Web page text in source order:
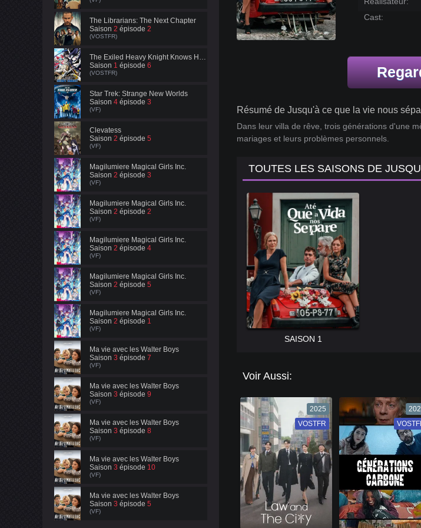
The Librarians: The Next Chapter
Saison 2 épisode 2
(VOSTFR)
The Exiled Heavy Knight Knows How to Game the System
Saison 1 épisode 6
(VOSTFR)
Star Trek: Strange New Worlds
Saison 4 épisode 3
(VF)
Clevatess
Saison 2 épisode 5
(VF)
Magilumiere Magical Girls Inc.
Saison 2 épisode 3
(VF)
Magilumiere Magical Girls Inc.
Saison 2 épisode 2
(VF)
Magilumiere Magical Girls Inc.
Saison 2 épisode 4
(VF)
Magilumiere Magical Girls Inc.
Saison 2 épisode 5
(VF)
Magilumiere Magical Girls Inc.
Saison 2 épisode 1
(VF)
Ma vie avec les Walter Boys
Saison 3 épisode 7
(VF)
Ma vie avec les Walter Boys
Saison 3 épisode 9
(VF)
Ma vie avec les Walter Boys
Saison 3 épisode 8
(VF)
Ma vie avec les Walter Boys
Saison 3 épisode 10
(VF)
Ma vie avec les Walter Boys
Saison 3 épisode 5
(VF)
Cast:
Résumé de Jusqu'à ce que la vie nous
Dans leur villa de rêve, trois générations d'une
mariages et leurs problèmes personnels.
TOUTES LES SAISONS DE
SAISON 1
Voir Aussi:
2025
VF
VOSTFR